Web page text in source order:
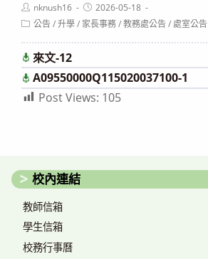
Post
author:
nknush16
Post
published:
2026-05-18
Post公告/升學/ 家長事務/教務處公告/處室公告
來文-12
A09550000Q115020037100-1
Post Views: 105
校內連結
教師信箱
學生信箱
校務行事曆